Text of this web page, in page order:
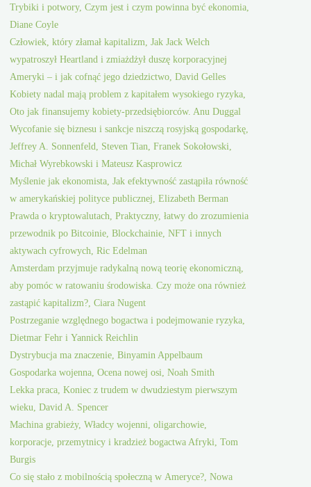
Trybiki i potwory, Czym jest i czym powinna być ekonomia,
Diane Coyle
Człowiek, który złamał kapitalizm, Jak Jack Welch
wypatroszył Heartland i zmiażdżył duszę korporacyjnej
Ameryki – i jak cofnąć jego dziedzictwo, David Gelles
Kobiety nadal mają problem z kapitałem wysokiego ryzyka,
Oto jak finansujemy kobiety-przedsiębiorców. Anu Duggal
Wycofanie się biznesu i sankcje niszczą rosyjską gospodarkę,
Jeffrey A. Sonnenfeld, Steven Tian, Franek Sokołowski,
Michał Wyrebkowski i Mateusz Kasprowicz
Myślenie jak ekonomista, Jak efektywność zastąpiła równość
w amerykańskiej polityce publicznej, Elizabeth Berman
Prawda o kryptowalutach, Praktyczny, łatwy do zrozumienia
przewodnik po Bitcoinie, Blockchainie, NFT i innych
aktywach cyfrowych, Ric Edelman
Amsterdam przyjmuje radykalną nową teorię ekonomiczną,
aby pomóc w ratowaniu środowiska. Czy może ona również
zastąpić kapitalizm?, Ciara Nugent
Postrzeganie względnego bogactwa i podejmowanie ryzyka,
Dietmar Fehr i Yannick Reichlin
Dystrybucja ma znaczenie, Binyamin Appelbaum
Gospodarka wojenna, Ocena nowej osi, Noah Smith
Lekka praca, Koniec z trudem w dwudziestym pierwszym
wieku, David A. Spencer
Machina grabieży, Władcy wojenni, oligarchowie,
korporacje, przemytnicy i kradzież bogactwa Afryki, Tom
Burgis
Co się stało z mobilnością społeczną w Ameryce?, Nowa